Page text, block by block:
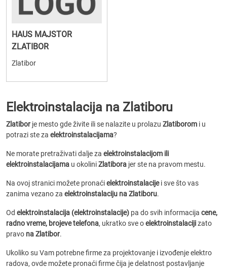
HAUS MAJSTOR
ZLATIBOR
Zlatibor
Elektroinstalacija na Zlatiboru
Zlatibor je mesto gde živite ili se nalazite u prolazu Zlatiborom i u
potrazi ste za elektroinstalacijama?
Ne morate pretraživati dalje za elektroinstalacijom ili
elektroinstalacijama u okoliniZlatibora jer ste na pravom mestu.
Na ovoj stranici možete pronaćielektroinstalacijei sve što vas
zanima vezano za elektroinstalaciju na Zlatiboru.
Od elektroinstalacija (elektroinstalacije) pa do svih informacija cene,
radno vreme, brojeve telefona, ukratko sve oelektroinstalacijizato
pravo na Zlatibor.
Ukoliko su Vam potrebne firme za projektovanje i izvođenje elektro
radova, ovde možete pronaći firme čija je delatnost postavljanje